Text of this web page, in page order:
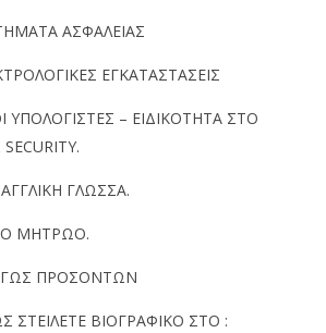
ΑΣΦΑΛΕΙΑΣ
ΕΓΚΑΤΑΣΤΑΣΕΙΣ
ΥΠΟΛΟΓΙΣΤΕΣ – ΕΙΔΙΚΟΤΗΤΑ ΣΤΟ
ΓΛΩΣΣΑ.
ΜΗΤΡΩΟ.
ΠΡΟΣΟΝΤΩΝ
ΣΤΕΙΛΕΤΕ ΒΙΟΓΡΑΦΙΚΟ ΣΤΟ :